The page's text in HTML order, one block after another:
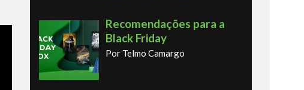
Recomendações para a
Black Friday
Por Telmo Camargo